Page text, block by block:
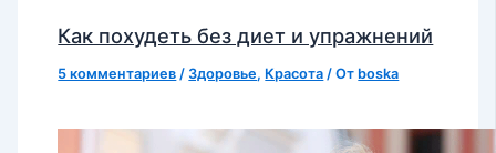
Как похудеть без диет и упражнений
5 комментариев /Здоровье, Красота / От boska